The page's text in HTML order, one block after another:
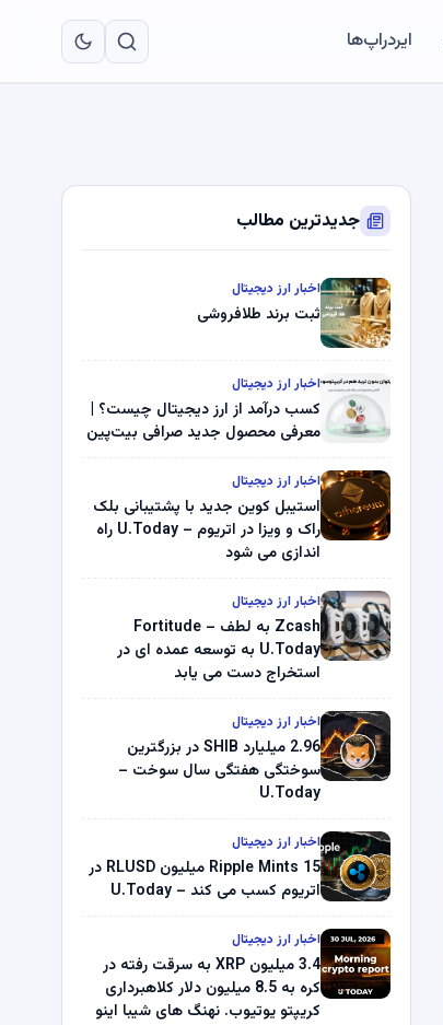
ایردراپ‌ها
جدیدترین مطالب
اخبار ارز دیجیتال
ثبت برند طلافروشی
اخبار ارز دیجیتال
کسب درآمد از ارز دیجیتال چیست؟ |
معرفی محصول جدید صرافی بیت‌پین
اخبار ارز دیجیتال
استیبل کوین جدید با پشتیبانی بلک
راک و ویزا در اتریوم – U.Today راه
اندازی می شود
اخبار ارز دیجیتال
Zcash به لطف Fortitude –
U.Today به توسعه عمده ای در
استخراج دست می یابد
اخبار ارز دیجیتال
2.96 میلیارد SHIB در بزرگترین
سوختگی هفتگی سال سوخت –
U.Today
اخبار ارز دیجیتال
Ripple Mints 15 میلیون RLUSD در
اتریوم کسب می کند – U.Today
اخبار ارز دیجیتال
3.4 میلیون XRP به سرقت رفته در
کره به 8.5 میلیون دلار کلاهبرداری
کریپتو یوتیوب. نهنگ های شیبا اینو